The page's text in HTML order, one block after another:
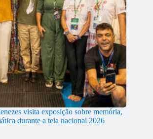
visita exposição sobre memória,
durante a teia nacional 2026